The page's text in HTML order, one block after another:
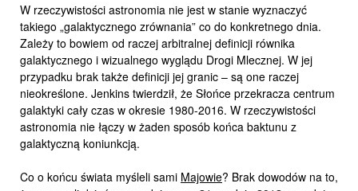
W rzeczywistości astronomia nie jest w stanie wyznaczyć
takiego „galaktycznego zrównania” co do konkretnego dnia.
Zależy to bowiem od raczej arbitralnej definicji równika
galaktycznego i wizualnego wyglądu Drogi Mlecznej. W jej
przypadku brak także definicji jej granic – są one raczej
nieokreślone. Jenkins twierdził, że Słońce przekracza centrum
galaktyki cały czas w okresie 1980-2016. W rzeczywistości
astronomia nie łączy w żaden sposób końca baktunu z
galaktyczną koniunkcją.
Co o końcu świata myśleli sami Majowie? Brak dowodów na to,